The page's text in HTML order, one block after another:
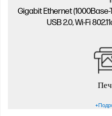
Gigabit Ethernet
USB 2.0, Wi-Fi